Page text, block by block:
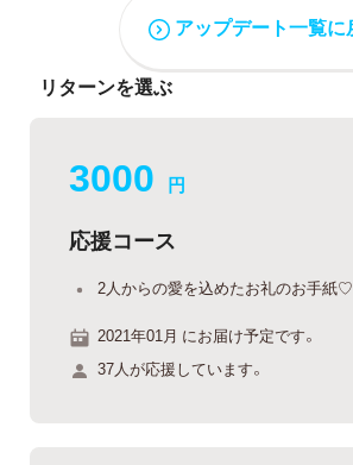
アップデート一覧に
リターンを選ぶ
3000 円
応援コース
2人からの愛を込めたお礼のお手紙♡
2021年01月 にお届け予定です。
37人が応援しています。